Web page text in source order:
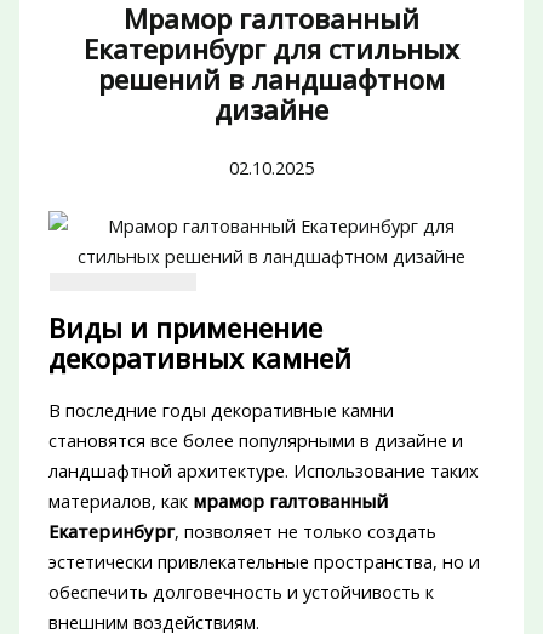
Мрамор галтованный
Екатеринбург для стильных
решений в ландшафтном
дизайне
02.10.2025
Виды и применение
декоративных камней
В последние годы декоративные камни
становятся все более популярными в дизайне и
ландшафтной архитектуре. Использование таких
материалов, как мрамор галтованный
Екатеринбург, позволяет не только создать
эстетически привлекательные пространства, но и
обеспечить долговечность и устойчивость к
внешним воздействиям.